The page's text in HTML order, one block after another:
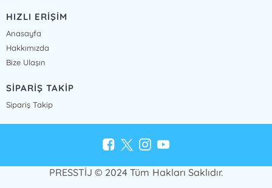
HIZLI ERİŞİM
Anasayfa
Hakkımızda
Bize Ulaşın
SİPARİŞ TAKİP
Sipariş Takip
PRESSTİJ © 2024 Tüm Hakları Saklıdır.